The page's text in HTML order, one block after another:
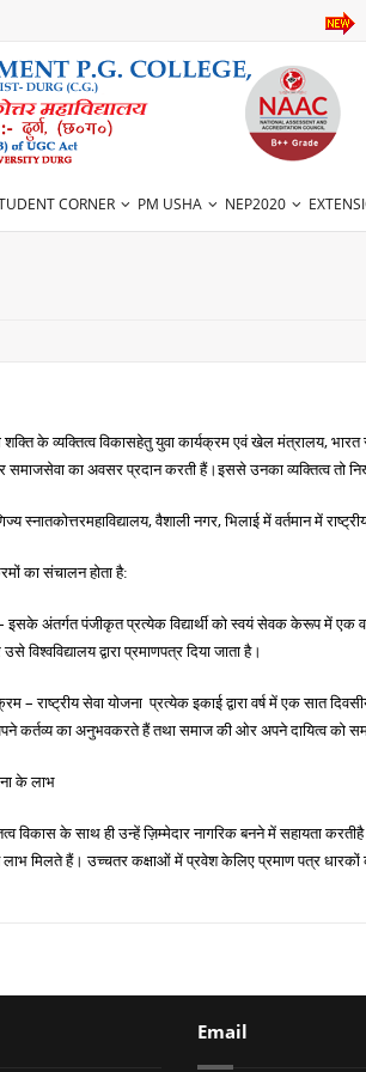
CORNER PM USHA NEP2020
शक्ति के व्यक्तित्व विकासहेतु युवा कार्यक्रम एवं खेल मंत्रालय, भारत
समाजसेवा का अवसर प्रदान करती हैं।इससे उनका व्यक्तित्व तो
स्नातकोत्तरमहाविद्यालय,वैशाली नगर,भिलाई में वर्तमान में
का संचालन होता है:
इसके अंतर्गत पंजीकृत प्रत्येक विद्यार्थी को स्वयं सेवक केरूप में
विश्वविद्यालय द्वारा प्रमाणपत्र दिया जाता है।
–राष्ट्रीय सेवा योजना प्रत्येक इकाई द्वारा वर्ष में एक सात
कर्तव्य का अनुभवकरते हैं तथा समाज की ओर अपने दायित्व को
के लाभ
विकास के साथ ही उन्हें ज़िम्मेदार नागरिक बनने में सहायता
लाभ मिलते हैं। उच्चतर कक्षाओं में प्रवेश केलिए प्रमाण पत्र
Email